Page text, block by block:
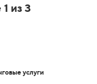
из 3
услуги